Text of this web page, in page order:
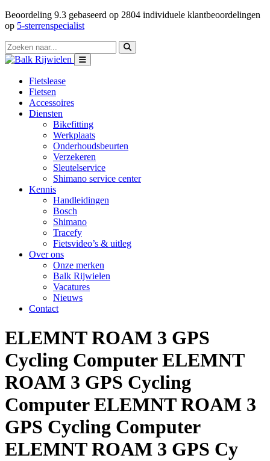
Beoordeling 9.3 gebaseerd op 2804 individuele klantbeoordelingen
op 5-sterrenspecialist
Fietslease
Fietsen
Accessoires
Diensten
Bikefitting
Werkplaats
Onderhoudsbeurten
Verzekeren
Sleutelservice
Shimano service center
Kennis
Handleidingen
Bosch
Shimano
Tracefy
Fietsvideo’s & uitleg
Over ons
Onze merken
Balk Rijwielen
Vacatures
Nieuws
Contact
ELEMNT ROAM 3 GPS
Cycling Computer ELEMNT
ROAM 3 GPS Cycling
Computer ELEMNT ROAM 3
GPS Cycling Computer
ELEMNT ROAM 3 GPS Cy